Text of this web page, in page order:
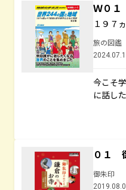
Ｗ０
１９７
旅の図鑑
今こそ
に話し
０１
御朱印